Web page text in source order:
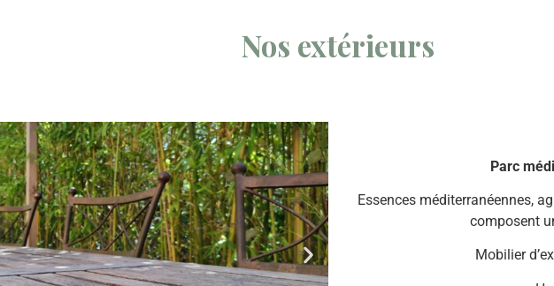
Nos extérieurs
Parc
Essences méditerranéennes,
composent
Mobilier